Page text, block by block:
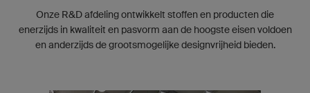
Onze R&D afdeling ontwikkelt stoffen en producten die
enerzijds in kwaliteit en pasvorm aan de hoogste eisen voldoen
en anderzijds de grootsmogelijke designvrijheid bieden.